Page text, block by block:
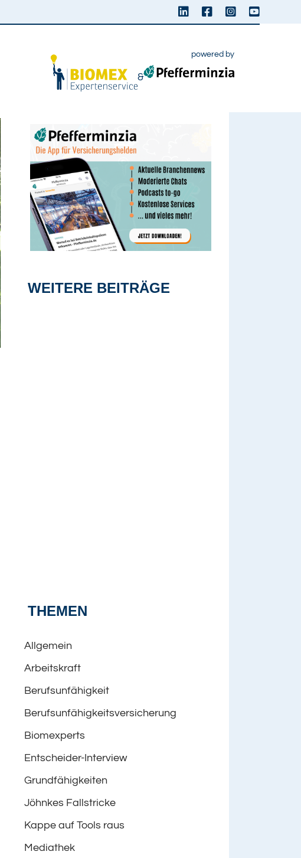
powered by
&
WEITERE BEITRÄGE
THEMEN
Allgemein
Arbeitskraft
Berufsunfähigkeit
Berufsunfähigkeitsversicherung
Biomexperts
Entscheider-Interview
Grundfähigkeiten
Jöhnkes Fallstricke
Kappe auf Tools raus
Mediathek